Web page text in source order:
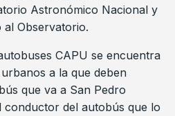
Astronómico Nacional y
Observatorio.
CAPU se encuentra
a la que deben
que va a San Pedro
conductor del autobús que lo